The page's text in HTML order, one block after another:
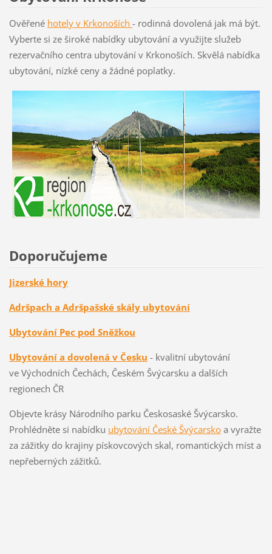
Ověřené hotely v Krkonoších - rodinná dovolená jak má být.
Vyberte si ze široké nabídky ubytování a využijte služeb
rezervačního centra ubytování v Krkonoších. Skvělá nabídka
ubytování, nízké ceny a žádné poplatky.
Doporučujeme
Jizerské hory
Adršpach a Adršpašské skály ubytování
Ubytování Pec pod Sněžkou
Ubytování a dovolená v Česku - kvalitní ubytování
ve Východních Čechách, Českém Švýcarsku a dalších
regionech ČR
Objevte krásy Národního parku Českosaské Švýcarsko.
Prohlédněte si nabídku ubytování České Švýcarskoa vyražte
za zážitky do krajiny pískovcových skal, romantických míst a
nepřeberných zážitků.